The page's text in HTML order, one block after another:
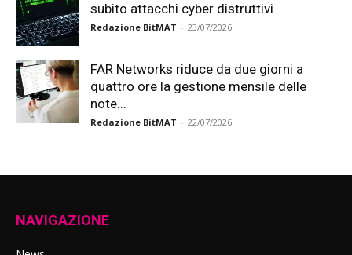
subito attacchi cyber distruttivi
Redazione BitMAT - 23/07/2026
FAR Networks riduce da due giorni a
quattro ore la gestione mensile delle
note...
Redazione BitMAT - 22/07/2026
NAVIGAZIONE